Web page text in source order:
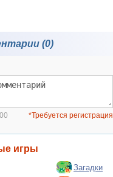
(0)
*Требуется регистрация
игры
Загадки